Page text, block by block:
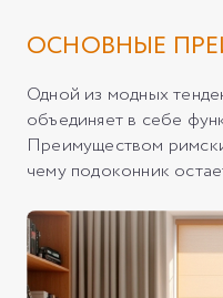
ОСНОВНЫЕ
Одной из модных
объединяет в себе
Преимуществом
чему подоконник